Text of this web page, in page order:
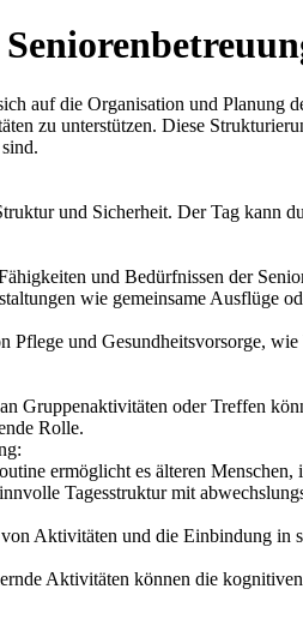
auf die Organisation und Planung
zu unterstützen. Diese
und Sicherheit. Der Tag
und Bedürfnissen der
wie gemeinsame Ausflüge
und Gesundheitsvorsorge,
Gruppenaktivitäten oder Treffen
Rolle.
ermöglicht es älteren
Tagesstruktur mit
Aktivitäten und die Einbindung
Aktivitäten können die